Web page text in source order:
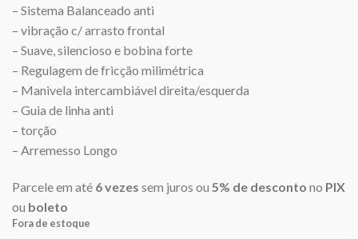
– Sistema Balanceado anti
– vibração c/ arrasto frontal
– Suave, silencioso e bobina forte
– Regulagem de fricção milimétrica
– Manivela intercambiável direita/esquerda
– Guia de linha anti
– torção
– Arremesso Longo
Parcele em até 6 vezes sem juros ou 5% de desconto no PIX
ou boleto
Fora de estoque